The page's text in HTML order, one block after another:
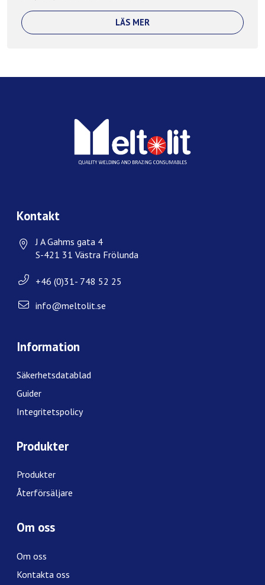
LÄS MER
Kontakt
J A Gahms gata 4
S-421 31 Västra Frölunda
+46 (0)31- 748 52 25
info@meltolit.se
Information
Säkerhetsdatablad
Guider
Integritetspolicy
Produkter
Produkter
Återförsäljare
Om oss
Om oss
Kontakta oss